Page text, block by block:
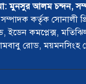
মুনসুর আলম চন্দন,
কর্তৃক সোনালী
ইডেন কমপ্লেক্স,
রোড, ময়মনসিংহ